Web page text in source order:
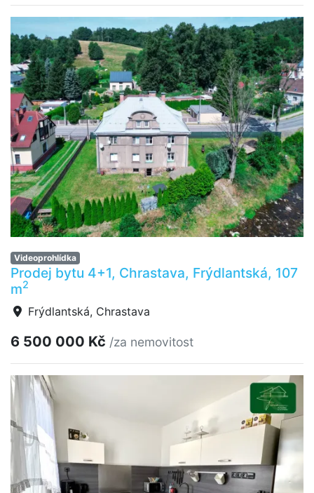
Videoprohlídka
Prodej bytu 4+1, Chrastava, Frýdlantská, 107
m2
Frýdlantská, Chrastava
6 500 000 Kč /za nemovitost